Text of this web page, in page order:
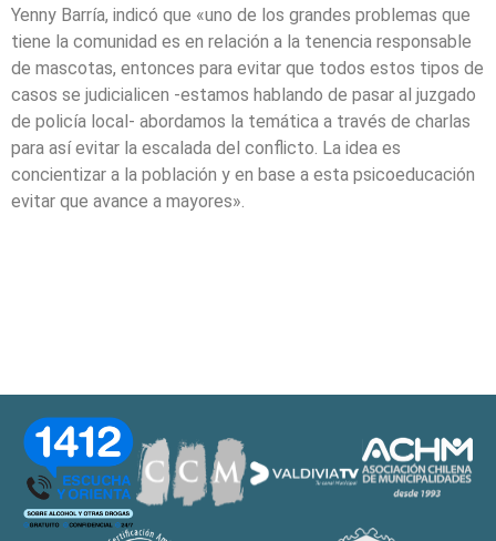
Yenny Barría, indicó que «uno de los grandes problemas que
tiene la comunidad es en relación a la tenencia responsable
de mascotas, entonces para evitar que todos estos tipos de
casos se judicialicen -estamos hablando de pasar al juzgado
de policía local- abordamos la temática a través de charlas
para así evitar la escalada del conflicto. La idea es
concientizar a la población y en base a esta psicoeducación
evitar que avance a mayores».